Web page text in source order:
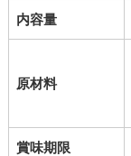
内容量
原材料
賞味期限